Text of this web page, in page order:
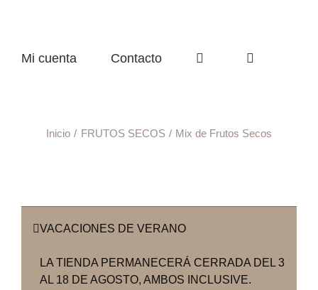
Mi cuenta Contacto
Inicio FRUTOS SECOS Mix de Frutos Secos
VACACIONES DE VERANO
LA TIENDA PERMANECERÁ CERRADA DEL 3
AL 18 DE AGOSTO, AMBOS INCLUSIVE.